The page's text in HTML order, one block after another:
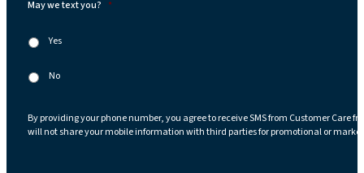
May we text you? *
Yes
No
By providing your phone number, you agree to receive SMS from Customer Care
will not share your mobile information with third parties for promotional or